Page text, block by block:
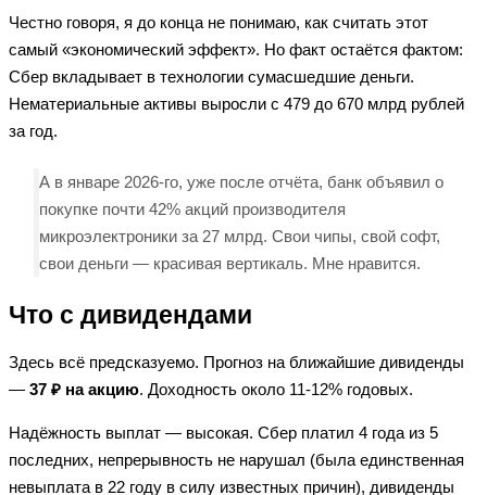
Честно говоря, я до конца не понимаю, как считать этот
самый «экономический эффект». Но факт остаётся фактом:
Сбер вкладывает в технологии сумасшедшие деньги.
Нематериальные активы выросли с 479 до 670 млрд рублей
за год.
А в январе 2026-го, уже после отчёта, банк объявил о
покупке почти 42% акций производителя
микроэлектроники за 27 млрд. Свои чипы, свой софт,
свои деньги — красивая вертикаль. Мне нравится.
Что с дивидендами
Здесь всё предсказуемо. Прогноз на ближайшие дивиденды
— 37 ₽ на акцию. Доходность около 11-12% годовых.
Надёжность выплат — высокая. Сбер платил 4 года из 5
последних, непрерывность не нарушал (была единственная
невыплата в 22 году в силу известных причин), дивиденды